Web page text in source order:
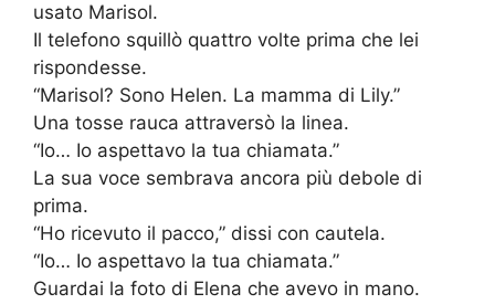
usato Marisol.
Il telefono squillò quattro volte prima che lei
rispondesse.
“Marisol? Sono Helen. La mamma di Lily.”
Una tosse rauca attraversò la linea.
“Io… Io aspettavo la tua chiamata.”
La sua voce sembrava ancora più debole di
prima.
“Ho ricevuto il pacco,” dissi con cautela.
“Io… Io aspettavo la tua chiamata.”
Guardai la foto di Elena che avevo in mano.